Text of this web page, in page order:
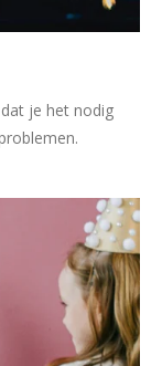
je het nodig